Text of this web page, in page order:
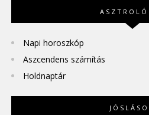
Napi horoszkóp
Aszcendens számítás
Holdnaptár